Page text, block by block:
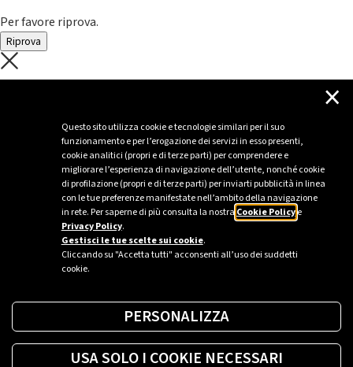
Questo sito utilizza cookie e tecnologie similari per il suo
funzionamento e per l’erogazione dei servizi in esso presenti,
cookie analitici (propri e di terze parti) per comprendere e
migliorare l’esperienza di navigazione dell’utente, nonché cookie
di profilazione (propri e di terze parti) per inviarti pubblicità in linea
con le tue preferenze manifestate nell’ambito della navigazione
in rete. Per saperne di più consulta la nostra Cookie Policye
Privacy Policy.
Gestisci le tue scelte sui cookie.
Cliccando su "Accetta tutti" acconsenti all’uso dei suddetti
cookie.
×
PERSONALIZZA
USA SOLO I COOKIE NECESSARI
Per favore riprova.
Riprova
C'è un problema con il recupero dei
Per favore riprova piú tardi
Sei un’azienda o una PA?
Trova la soluzione più giusta per te.
Richiedi una colonnina